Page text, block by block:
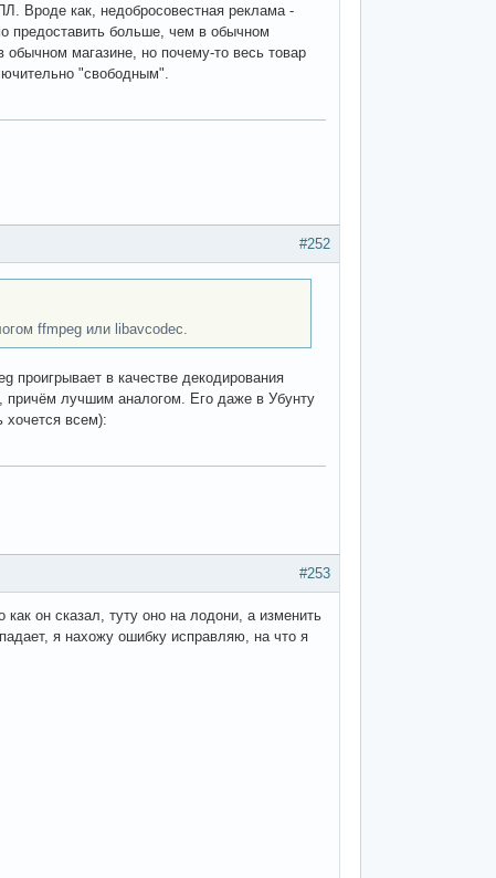
Вроде как, недобросовестная реклама -
предоставить больше, чем в обычном
магазине, но почему-то весь товар
"свободным".
#252
ffmpeg или libavcodec.
проигрывает в качестве декодирования
причём лучшим аналогом. Его даже в Убунту
хочется всем):
#253
он сказал, туту оно на лодони, а изменить
я нахожу ошибку исправляю, на что я